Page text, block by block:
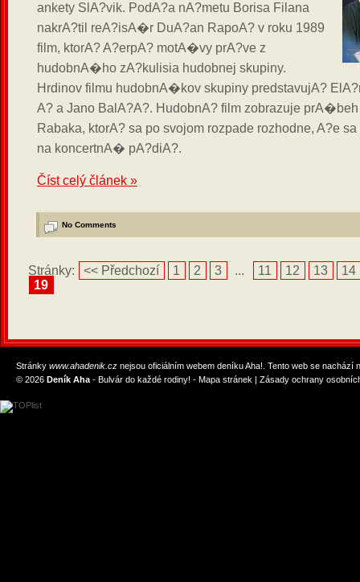
ankety SlA?vik. PodA?a nA?metu Borisa Filana
nakrA?til reA?isA�r DuA?an RapoA? v roku 1989
film, ktorA? A?erpA? motA�vy prA?ve z
hudobnA�ho zA?kulisia hudobnej skupiny.
Hrdinov filmu hudobnA�kov skupiny predstavujA?
A? a Jano BalA?A?. HudobnA? film zobrazuje
Rabaka, ktorA? sa po svojom rozpade rozhodne, A?e
na koncertnA� pA?diA?.
Číst celý článek »
No Comments
Stránky: << Předchozí 1 2 3 ... 11 12 13
14
19
Stránky www.ahadenik.cz nejsou oficiálním webem deníku Aha!. Tento web se nachází
© 2026 Deník Aha - Bulvár do každé rodiny! - Mapa stránek Zásady ochrany